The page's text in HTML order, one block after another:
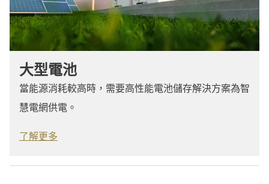
大型電池
當能源消耗較高時，需要高性能電池儲存解決方案為智
慧電網供電。
了解更多